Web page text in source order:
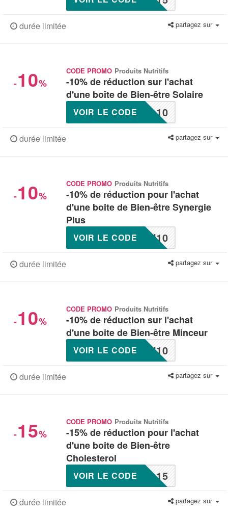
durée limitée partagez sur
-10%
CODE PROMO Produits Nutritifs
-10% de réduction sur l'achat
d'une boîte de Bien-être Solaire
L10
VOIR LE CODE
durée limitée partagez sur
-10%
CODE PROMO Produits Nutritifs
-10% de réduction pour l'achat
d'une boite de Bien-être Synergie
Plus
N10
VOIR LE CODE
durée limitée partagez sur
-10%
CODE PROMO Produits Nutritifs
-10% de réduction sur l'achat
d'une boite de Bien-être Minceur
N10
VOIR LE CODE
durée limitée partagez sur
-15%
CODE PROMO Produits Nutritifs
-15% de réduction pour l'achat
d'une boite de Bien-être
Cholesterol
L15
VOIR LE CODE
durée limitée partagez sur